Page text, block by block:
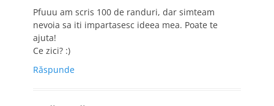
Pfuuu am scris 100 de randuri, dar simteam
nevoia sa iti impartasesc ideea mea. Poate te
ajuta!
Ce zici? :)
Răspunde